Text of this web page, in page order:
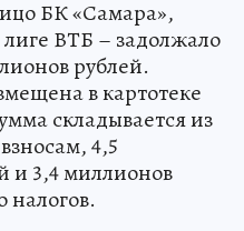
БК «Самара»,
ВТБ – задолжало
рублей.
в картотеке
складывается из
4,5
и 3,4 миллионов
налогов.